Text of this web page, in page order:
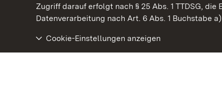
Zugriff darauf erfolgt nach § 25 Abs. 1 TTDSG,
Datenverarbeitung nach Art. 6 Abs. 1 Buchstabe a)
Cookie-Einstellungen anzeigen
Kommen. Staunen. Genießen.